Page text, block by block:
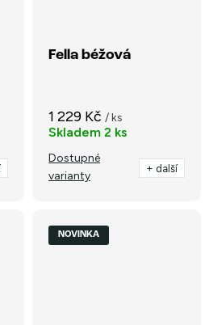
Fella béžová
1 229 Kč / ks
Skladem 2 ks
Dostupné
varianty
+ další
NOVINKA